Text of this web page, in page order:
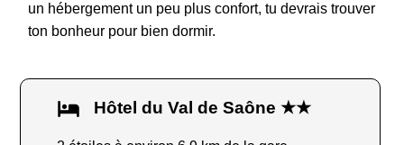
un hébergement un peu plus confort, tu devrais trouver
ton bonheur pour bien dormir.
Hôtel du Val de Saône ★★